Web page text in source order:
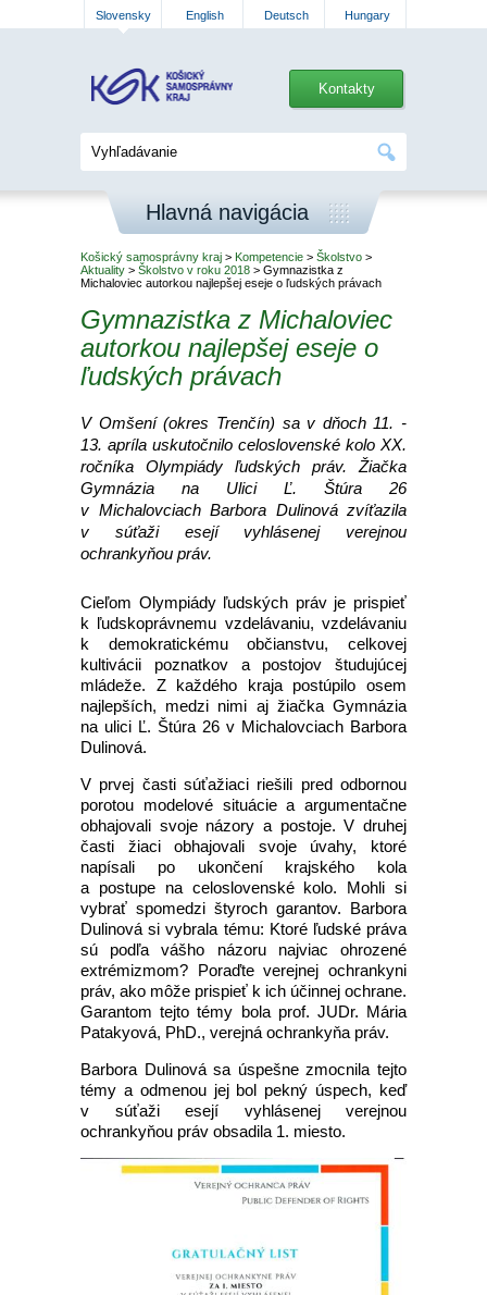
Slovensky English Deutsch Hungary
Kontakty
Hlavná navigácia
Košický samosprávny kraj > Kompetencie > Školstvo >
Aktuality > Školstvo v roku 2018 > Gymnazistka z
Michaloviec autorkou najlepšej eseje o ľudských právach
Gymnazistka z Michaloviec
autorkou najlepšej eseje o
ľudských právach
V Omšení (okres Trenčín) sa v dňoch 11. -
13. apríla uskutočnilo celoslovenské kolo XX.
ročníka Olympiády ľudských práv. Žiačka
Gymnázia na Ulici Ľ. Štúra 26
v Michalovciach Barbora Dulinová zvíťazila
v súťaži esejí vyhlásenej verejnou
ochrankyňou práv.
Cieľom Olympiády ľudských práv je prispieť
k ľudskoprávnemu vzdelávaniu, vzdelávaniu
k demokratickému občianstvu, celkovej
kultivácii poznatkov a postojov študujúcej
mládeže. Z každého kraja postúpilo osem
najlepších, medzi nimi aj žiačka Gymnázia
na ulici Ľ. Štúra 26 v Michalovciach Barbora
Dulinová.
V prvej časti súťažiaci riešili pred odbornou
porotou modelové situácie a argumentačne
obhajovali svoje názory a postoje. V druhej
časti žiaci obhajovali svoje úvahy, ktoré
napísali po ukončení krajského kola
a postupe na celoslovenské kolo. Mohli si
vybrať spomedzi štyroch garantov. Barbora
Dulinová si vybrala tému: Ktoré ľudské práva
sú podľa vášho názoru najviac ohrozené
extrémizmom? Poraďte verejnej ochrankyni
práv, ako môže prispieť k ich účinnej ochrane.
Garantom tejto témy bola prof. JUDr. Mária
Patakyová, PhD., verejná ochrankyňa práv.
Barbora Dulinová sa úspešne zmocnila tejto
témy a odmenou jej bol pekný úspech, keď
v súťaži esejí vyhlásenej verejnou
ochrankyňou práv obsadila 1. miesto.